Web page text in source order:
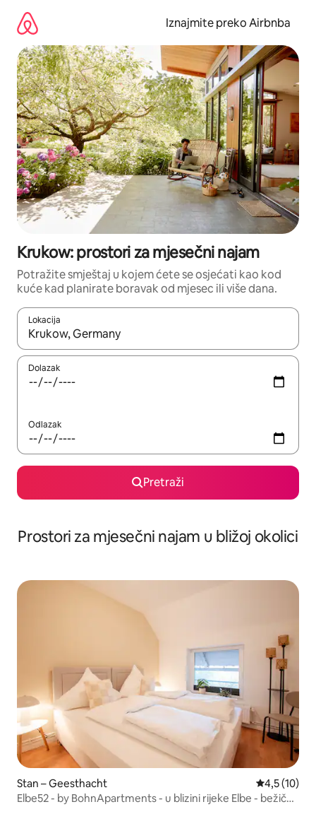
sadržaj
Iznajmite preko Airbnba
Krukow: prostori za mjesečni najam
Potražite smještaj u kojem ćete se osjećati kao kod
kuće kad planirate boravak od mjesec ili više dana.
Lokacija
Kada budu dostupni rezultati, moći ćete ih pregledati
Dolazak
Odlazak
Pretraži
Prostori za mjesečni najam u bližoj okolici
Stan – Geesthacht Prosječna
4,5 (10)
Elbe52 - by BohnApartments - u blizini rijeke Elbe - bežični